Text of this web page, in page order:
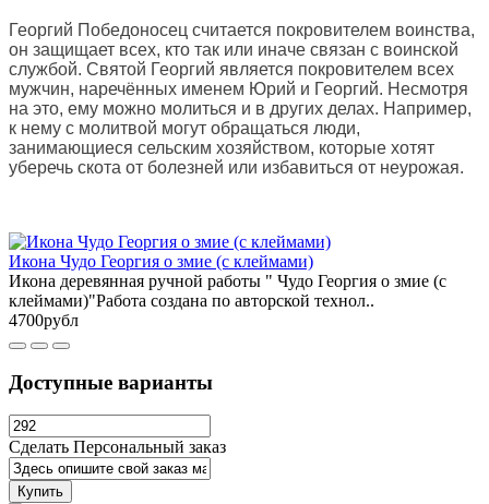
Георгий Победоносец считается покровителем воинства,
он защищает всех, кто так или иначе связан с воинской
службой. Святой Георгий является покровителем всех
мужчин, наречённых именем Юрий и Георгий. Несмотря
на это, ему можно молиться и в других делах. Например,
к нему с молитвой могут обращаться люди,
занимающиеся сельским хозяйством, которые хотят
уберечь скота от болезней или избавиться от неурожая.
Икона Чудо Георгия о змие (с клеймами)
Икона деревянная ручной работы " Чудо Георгия о змие (с
клеймами)"Работа создана по авторской технол..
4700рубл
Доступные варианты
Сделать Персональный заказ
Купить